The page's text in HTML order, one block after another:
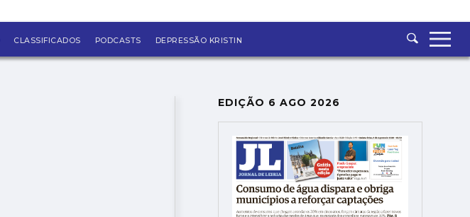
CLASSIFICADOS PODCASTS DEPRESSÃO KRISTIN
EDIÇÃO 6 AGO 2026